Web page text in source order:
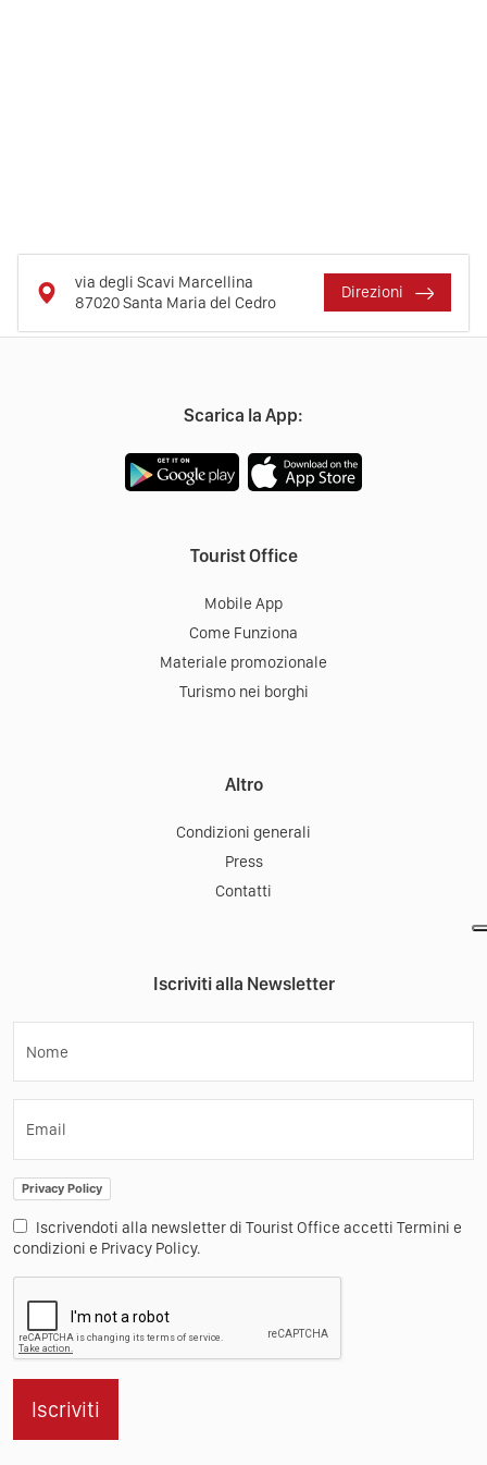
via degli Scavi Marcellina
87020Santa Maria del Cedro
Direzioni
Scarica la App:
Tourist Office
Mobile App
Come Funziona
Materiale promozionale
Turismo nei borghi
Altro
Condizioni generali
Press
Contatti
Iscriviti alla Newsletter
Nome
Email
Privacy Policy
Iscrivendoti alla newsletter di Tourist Office accetti Termini e
condizioni e Privacy Policy.
Iscriviti